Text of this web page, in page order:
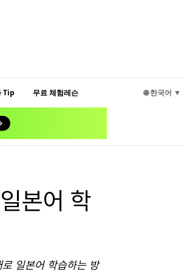
Tip 무료 체험레슨 🌐 한국어 ▼
본어 학
일본어 학습하는 방